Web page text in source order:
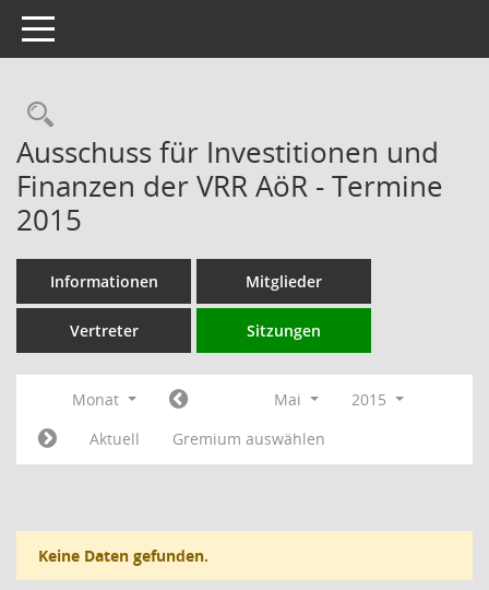
Toggle navigation
Rechercheauswahl
Ausschuss für Investitionen und
Finanzen der VRR AöR - Termine
2015
Informationen Mitglieder
Vertreter Sitzungen
Monat Mai
2015
Aktuell
Gremium auswählen
Keine Daten gefunden.